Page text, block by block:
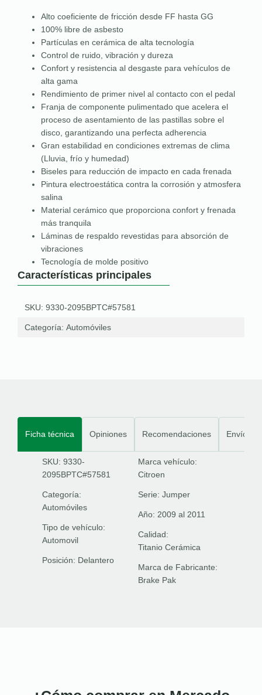
Alto coeficiente de fricción desde FF hasta GG
100% libre de asbesto
Partículas en cerámica de alta tecnología
Control de ruido, vibración y dureza
Confort y resistencia al desgaste para vehículos de
alta gama
Rendimiento de primer nivel al contacto con el pedal
Franja de componente pulimentado que acelera el
proceso de asentamiento de las pastillas sobre el
disco, garantizando una perfecta adherencia
Gran estabilidad en condiciones extremas de clima
(Lluvia, frío y humedad)
Biseles para reducción de impacto en cada frenada
Pintura electroestática contra la corrosión y atmosfera
salina
Material cerámico que proporciona confort y frenada
más tranquila
Láminas de respaldo revestidas para absorción de
vibraciones
Tecnología de molde positivo
Características principales
SKU: 9330-2095BPTC#57581
Categoría: Automóviles
Ficha técnica Opiniones Recomendaciones Envíos
SKU: 9330-
2095BPTC#57581
Categoría:
Automóviles
Tipo de vehículo:
Automovil
Posición: Delantero
Marca vehículo:
Citroen
Serie: Jumper
Año: 2009 al 2011
Calidad:
Titanio Cerámica
Marca de Fabricante:
Brake Pak